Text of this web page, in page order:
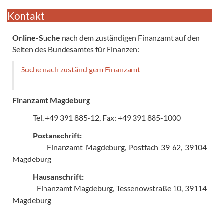
Kontakt
Online-Suche nach dem zuständigen Finanzamt auf den
Seiten des Bundesamtes für Finanzen:
Suche nach zuständigem Finanzamt
Finanzamt Magdeburg
Tel. +49 391 885-12, Fax: +49 391 885-1000
Postanschrift:
Finanzamt Magdeburg, Postfach 39 62, 39104
Magdeburg
Hausanschrift:
Finanzamt Magdeburg, Tessenowstraße 10, 39114
Magdeburg